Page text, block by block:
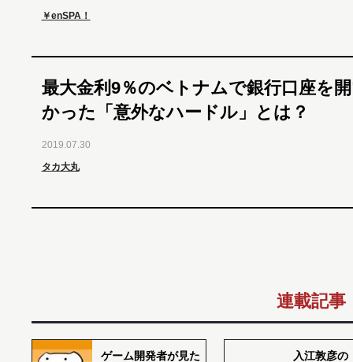
￥enSPA！
最大金利9％のベトナムで銀行口座を
かった「意外なハードル」とは？
2019.07.30
タカ大丸
連載記事
ゲーム開発者が見た
入江敦彦の